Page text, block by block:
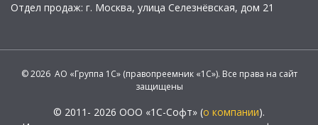
Отдел продаж: г. Москва, улица Селезнёвская, дом 21
© 2026 АО «Группа 1С» (правопреемник «1С»). Все права на сайт
защищены
© 2011- 2026 ООО «1С-Софт» (о компании).